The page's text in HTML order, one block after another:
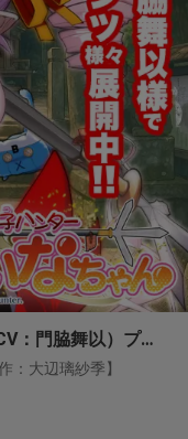
【鬼っ子ハンターついなちゃん】（CV：門脇舞以）プロジェクト！
：大辺璃紗季】